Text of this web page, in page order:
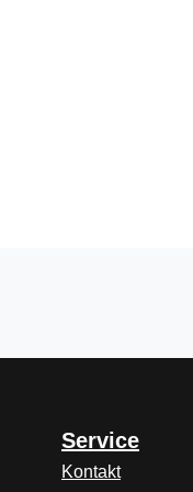
Service
Kontakt